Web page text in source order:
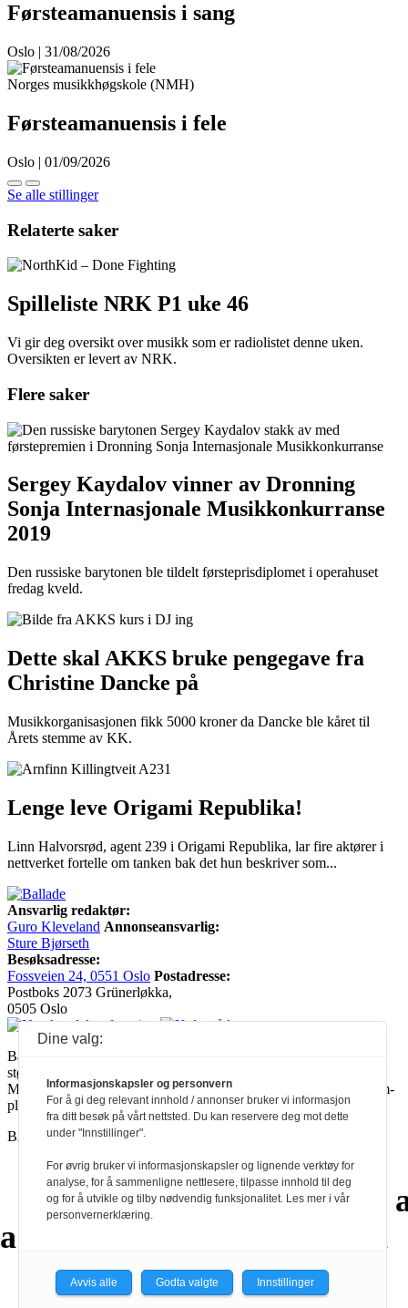
Førsteamanuensis i sang
Oslo | 31/08/2026
Norges musikkhøgskole (NMH)
Førsteamanuensis i fele
Oslo | 01/09/2026
Se alle stillinger
Relaterte saker
Spilleliste NRK P1 uke 46
Vi gir deg oversikt over musikk som er radiolistet denne uken.
Oversikten er levert av NRK.
Flere saker
Sergey Kaydalov vinner av Dronning
Sonja Internasjonale Musikkonkurranse
2019
Den russiske barytonen ble tildelt førsteprisdiplomet i operahuset
fredag kveld.
Dette skal AKKS bruke pengegave fra
Christine Dancke på
Musikkorganisasjonen fikk 5000 kroner da Dancke ble kåret til
Årets stemme av KK.
Lenge leve Origami Republika!
Linn Halvorsrød, agent 239 i Origami Republika, lar fire aktører i
nettverket fortelle om tanken bak det hun beskriver som...
Ansvarlig redaktør:
Guro Kleveland Annonseansvarlig:
Sture Bjørseth
Besøksadresse:
Fossveien 24, 0551 Oslo Postadresse:
Postboks 2073 Grünerløkka,
0505 Oslo
Ballade mottar tilskudd fra Norsk kulturråd, i tillegg til økonomisk
støtte fra eierne NOPA, Norsk komponistforening og
Musikkforleggerne. Ballade drives etter Redaktør- og Vær Varsom-
plakaten.
BALLADE — NORGES MUSIKKMAGASIN
a
aa a
aaa
aa
aa
a
Dine valg:
Informasjonskapsler og personvern
For å gi deg relevant innhold / annonser bruker vi informasjon
fra ditt besøk på vårt nettsted. Du kan reservere deg mot dette
under "Innstillinger".
For øvrig bruker vi informasjonskapsler og lignende verktøy for
analyse, for å sammenligne nettlesere, tilpasse innhold til deg
og for å utvikle og tilby nødvendig funksjonalitet. Les mer i vår
personvernerklæring.
Avvis alle Godta valgte Innstillinger